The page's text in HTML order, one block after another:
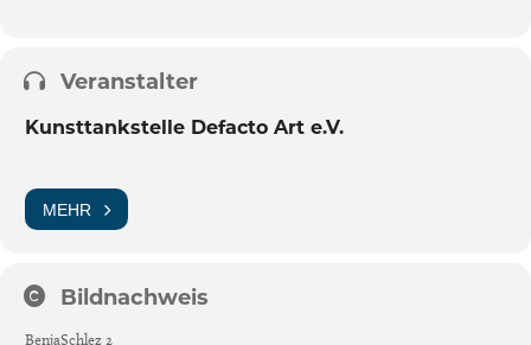
Veranstalter
Kunsttankstelle Defacto Art e.V.
MEHR
Bildnachweis
BenjaSchlez 2